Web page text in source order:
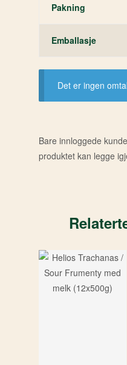
Pakning
Emballasje
Det er ingen
Bare innloggede
produktet kan legge